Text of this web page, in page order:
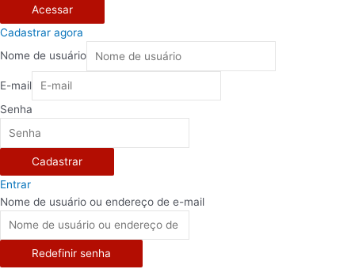
Acessar
Cadastrar agora
Nome de usuário
E-mail
Senha
Cadastrar
Entrar
Nome de usuário ou endereço de e-mail
Redefinir senha